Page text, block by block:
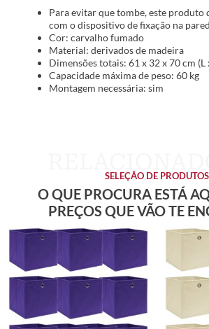
Para evitar que tombe, este produto
com o dispositivo de fixação na
Cor: carvalho fumado
Material: derivados de madeira
Dimensões totais: 61 x 32 x 70 cm (L
Capacidade máxima de peso: 60 kg
Montagem necessária: sim
SELEÇÃO DE PRODUTOS
O QUE PROCURA ESTÁ
PREÇOS QUE VÃO TE